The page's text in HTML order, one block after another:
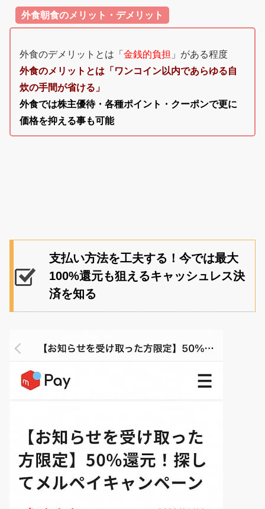
外食朝食のメリット・デメリット
外食のデメリットとは「 金銭的負担 」がある程度
外食のメリットとは「ワンコイン以内であらゆる自
炊の手間が省ける」
外食では株主優待・各種ポイント・クーポンで更に
価格を抑える事も可能
支払い方法を工夫する！今では最大
100%還元も狙えるキャッシュレス決
済を知る